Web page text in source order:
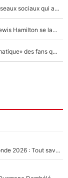
Lewis Hamilton : Le talent inattendu dévoilé sur les réseaux sociaux qui a impressionné Kim Kardashian pendant leurs vacances en amoureux !
F1 : Comme Antoine Griezmann et Damian Penaud, Lewis Hamilton se lance dans le business des cartes à collectionner !
F1 : Max Verstappen et Red Bull, la réaction «très dramatique» des fans qui agace le quadruple champion du monde !
De victime du racisme à sensation de la Coupe du monde 2026 : Tout savoir sur Zion Suzuki, le gardien qui peut mettre Lucas Chevalier à la porte au PSG !